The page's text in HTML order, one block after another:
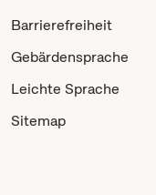
Barrierefreiheit
Gebärdensprache
Leichte Sprache
Sitemap